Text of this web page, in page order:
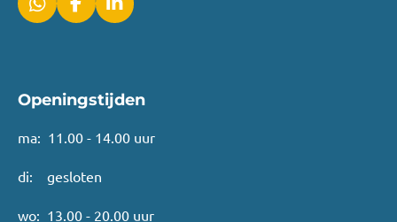
W
h
A
p
F
a
o
k
L
i
d
n
Openingstijden
ma: 11.00 - 14.00 uur
di: gesloten
wo: 13.00 - 20.00 uur